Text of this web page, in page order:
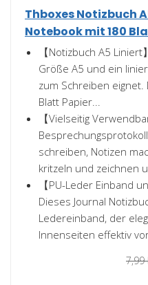
Thboxes Notizbuch
Notebook mit 180
【Notizbuch A5
Größe A5 und ein
zum Schreiben
Blatt Papier...
【Vielseitig
schreiben, Notizen
kritzeln und zeichnen
【PU-Leder Einband
Dieses Journal
Ledereinband, der
Innenseiten effektiv
7,99